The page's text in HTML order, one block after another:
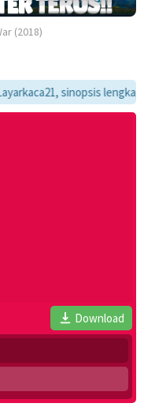
(2018)
sinopsis lengkap,
Download